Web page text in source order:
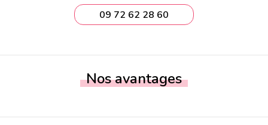
09 72 62 28 60
Nos avantages